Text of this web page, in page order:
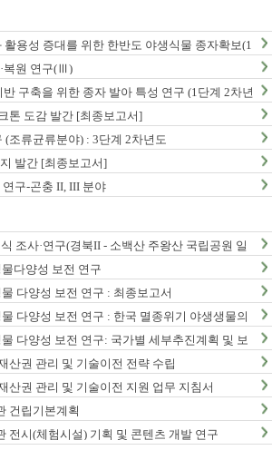
활용성 증대를 위한 한반도 야생식물 종자확보(1
복원 연구(Ⅲ)
구축을 위한 종자 발아 특성 연구 (1단계 2차년
톤 도감 발간 [최종보고서]
(조류균류분야) : 3단계 2차년도
발간 [최종보고서]
구-곤충 II, III 분야
조사·연구(경북II - 소백산 주왕산 국립공원 일
태안해안국립공원 일대)
다양성 보전 연구
다양성 보전 연구 : 최종보고서
다양성 보전 연구 : 한국 멸종위기 야생생물의
다양성 보전 연구: 국가별 세부추진계획 및 보
산권 관리 및 기술이전 전략 수립
산권 관리 및 기술이전 지원 업무 지침서
건립기본계획
전시(체험시설) 기획 및 콘텐츠 개발 연구